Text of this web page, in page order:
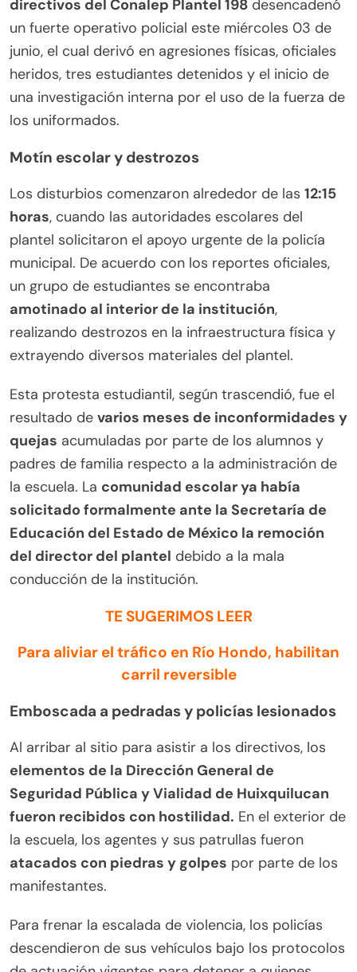
directivos del Conalep Plantel 198 desencadenó
un fuerte operativo policial este miércoles 03 de
junio, el cual derivó en agresiones físicas, oficiales
heridos, tres estudiantes detenidos y el inicio de
una investigación interna por el uso de la fuerza de
los uniformados.
Motín escolar y destrozos
Los disturbios comenzaron alrededor de las 12:15
horas, cuando las autoridades escolares del
plantel solicitaron el apoyo urgente de la policía
municipal. De acuerdo con los reportes oficiales,
un grupo de estudiantes se encontraba
amotinado al interior de la institución,
realizando destrozos en la infraestructura física y
extrayendo diversos materiales del plantel.
Esta protesta estudiantil, según trascendió, fue el
resultado de varios meses de inconformidades y
quejas acumuladas por parte de los alumnos y
padres de familia respecto a la administración de
la escuela. La comunidad escolar ya había
solicitado formalmente ante la Secretaría de
Educación del Estado de México la remoción
del director del plantel debido a la mala
conducción de la institución.
TE SUGERIMOS LEER
Para aliviar el tráfico en Río Hondo, habilitan
carril reversible
Emboscada a pedradas y policías lesionados
Al arribar al sitio para asistir a los directivos, los
elementos de la Dirección General de
Seguridad Pública y Vialidad de Huixquilucan
fueron recibidos con hostilidad. En el exterior de
la escuela, los agentes y sus patrullas fueron
atacados con piedras y golpes por parte de los
manifestantes.
Para frenar la escalada de violencia, los policías
descendieron de sus vehículos bajo los protocolos